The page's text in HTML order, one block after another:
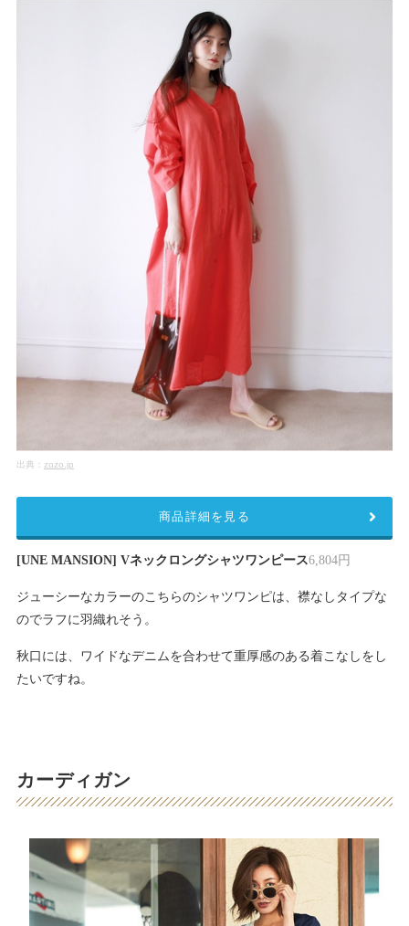
出典： zozo.jp
[UNE MANSION] Vネックロングシャツワンピース6,804円
ジューシーなカラーのこちらのシャツワンピは、襟なしタイプな
のでラフに羽織れそう。
秋口には、ワイドなデニムを合わせて重厚感のある着こなしをし
たいですね。
商品詳細を見る
カーディガン